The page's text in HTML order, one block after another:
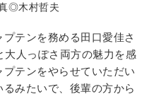
◎木村哲夫
テンを務める田口愛佳さ
大人っぽさ両方の魅力を感
テンをやらせていただい
みたいで、後輩の方から